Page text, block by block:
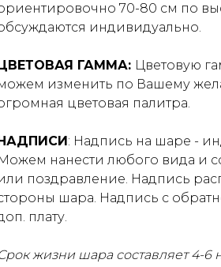
70-80 см по
индивидуально.
ГАММА: Цветовую
изменить по Вашему
цветовая палитра.
: Надпись на шаре -
нанести любого вида и
поздравление. Надпись
шара. Надпись с
плату.
жизни шара составляет 4-6